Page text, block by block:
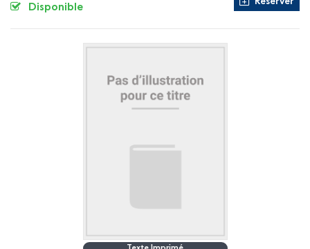
Disponible